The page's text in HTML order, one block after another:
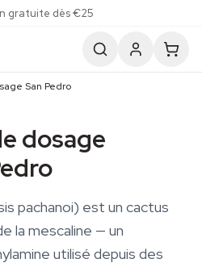
gratuite dès €25
San Pedro
dosage
pachanoi) est un cactus
la mescaline — un
utilisé depuis des